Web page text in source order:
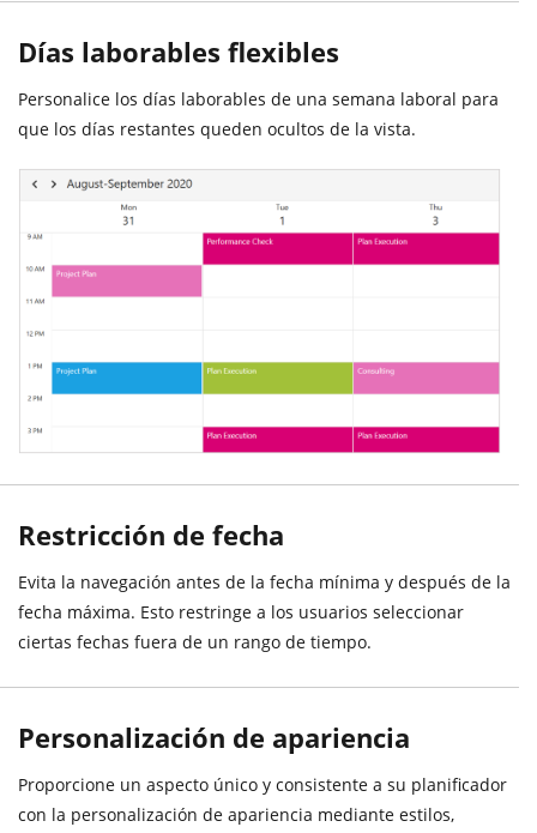
Días laborables flexibles
Personalice los días laborables de una semana laboral para
que los días restantes queden ocultos de la vista.
Restricción de fecha
Evita la navegación antes de la fecha mínima y después de la
fecha máxima. Esto restringe a los usuarios seleccionar
ciertas fechas fuera de un rango de tiempo.
Personalización de apariencia
Proporcione un aspecto único y consistente a su planificador
con la personalización de apariencia mediante estilos,